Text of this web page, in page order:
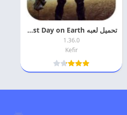
تحميل لعبه Last Day on Earth مهكره للاندرويد
1.36.0
Kefir